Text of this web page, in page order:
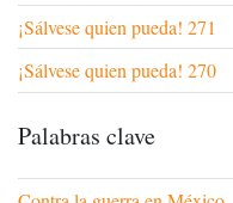
¡Sálvese quien pueda! 271
¡Sálvese quien pueda! 270
Palabras clave